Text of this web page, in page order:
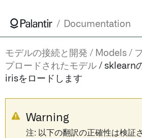
Documentation
モデルの接続と開発 Models
プロードされたモデル
sklearn
irisをロードします
Warning
注: 以下の翻訳の正確性は検証